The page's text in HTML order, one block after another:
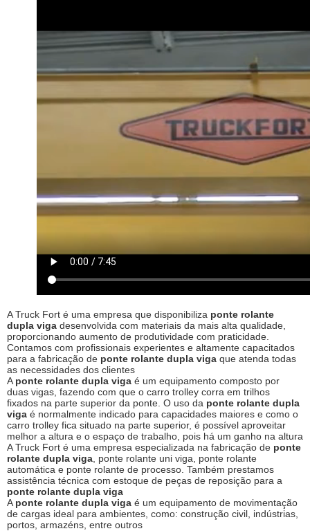
A Truck Fort é uma empresa que disponibiliza ponte rolante
dupla viga desenvolvida com materiais da mais alta qualidade,
proporcionando aumento de produtividade com praticidade.
Contamos com profissionais experientes e altamente capacitados
para a fabricação de ponte rolante dupla viga que atenda todas
as necessidades dos clientes
A ponte rolante dupla viga é um equipamento composto por
duas vigas, fazendo com que o carro trolley corra em trilhos
fixados na parte superior da ponte. O uso da ponte rolante dupla
viga é normalmente indicado para capacidades maiores e como o
carro trolley fica situado na parte superior, é possível aproveitar
melhor a altura e o espaço de trabalho, pois há um ganho na altura
A Truck Fort é uma empresa especializada na fabricação de ponte
rolante dupla viga , ponte rolante uni viga, ponte rolante
automática e ponte rolante de processo. Também prestamos
assistência técnica com estoque de peças de reposição para a
ponte rolante dupla viga
A ponte rolante dupla viga é um equipamento de movimentação
de cargas ideal para ambientes, como: construção civil, indústrias,
portos, armazéns, entre outros